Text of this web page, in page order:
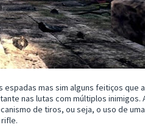
mas sim alguns feitiços que
nas lutas com múltiplos inimigos.
de tiros, ou seja, o uso de